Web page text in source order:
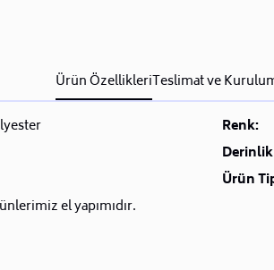
Ürün ÖzellikleriTeslimat ve
Renk:
Ürün
el yapımıdır.